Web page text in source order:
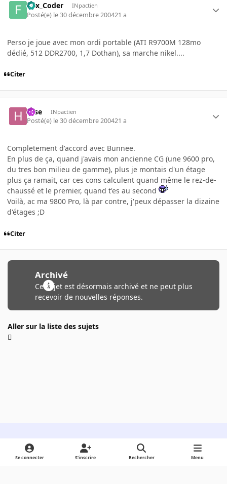
Fox_Coder INpactien
Posté(e) le 30 décembre 200421 a
Perso je joue avec mon ordi portable (ATI R9700M 128mo
dédié, 512 DDR2700, 1,7 Dothan), sa marche nikel....
Citer
Hise INpactien
Posté(e) le 30 décembre 200421 a
Completement d'accord avec Bunnee.
En plus de ça, quand j'avais mon ancienne CG (une 9600 pro,
du tres bon milieu de gamme), plus je montais d'un étage
plus ça ramait, car ces cons calculent quand même le rez-de-
chaussé et le premier, quand t'es au second
Voilà, ac ma 9800 Pro, là par contre, j'peux dépasser la dizaine
d'étages ;D
Citer
Archivé
Ce sujet est désormais archivé et ne peut plus
recevoir de nouvelles réponses.
Aller sur la liste des sujets
Light ModeDark ModeSystem Preference
Se connecter S’inscrire Rechercher Menu